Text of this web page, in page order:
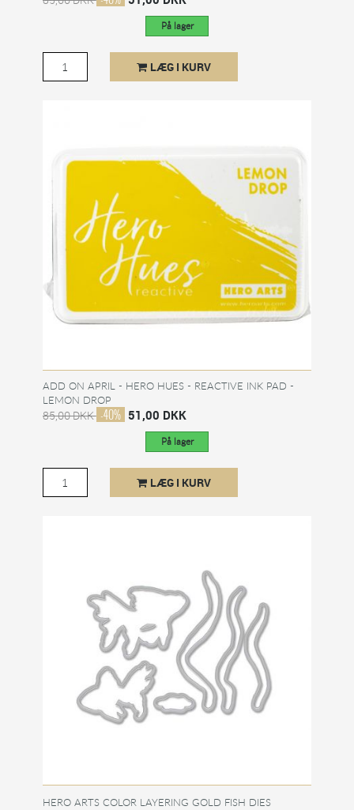
På lager
LÆG I KURV
ADD ON APRIL - HERO HUES - REACTIVE INK PAD -
LEMON DROP
85,00 DKK -40% 51,00 DKK
På lager
LÆG I KURV
HERO ARTS COLOR LAYERING GOLD FISH DIES